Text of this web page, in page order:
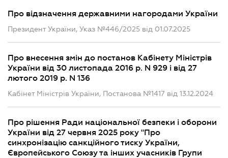
Про відзначення державними нагородами України
Президент України, Указ №446/2025 від 01.07.2025
Про внесення змін до постанов Кабінету Міністрів
України від 30 листопада 2016 р. N 929 і від 27
лютого 2019 р. N 136
Кабінет Міністрів України, Постанова №1417 від 13.12.2024
Про рішення Ради національної безпеки і оборони
України від 27 червня 2025 року "Про
синхронізацію санкційного тиску України,
Європейського Союзу та інших учасників Групи